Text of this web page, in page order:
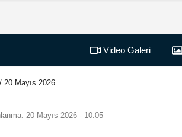
Video Galeri
20 Mayıs 2026
20 Mayıs 2026 - 10:05